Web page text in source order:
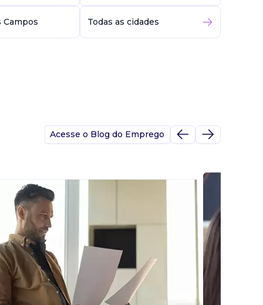
Campos Todas as cidades
Acesse o Blog do Emprego